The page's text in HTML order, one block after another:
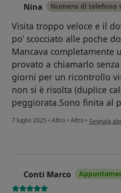
Nina Numero di telefono
Visita troppo veloce e il
po’ scocciato alle poche
Mancava completamente
provato a chiamarlo
giorni per un ricontrollo
non si è risolta (duplice
peggiorata.Sono finita al
7 luglio 2025 • Altro • Altro • secondo
Segnala
Conti Marco